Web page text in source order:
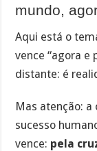
mundo,
Aqui está o
vence “agora e
distante: é
Mas atenção:
sucesso
vence: pela